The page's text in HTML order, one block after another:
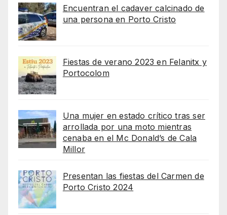
Encuentran el cadaver calcinado de
una persona en Porto Cristo
Fiestas de verano 2023 en Felanitx y
Portocolom
Una mujer en estado crítico tras ser
arrollada por una moto mientras
cenaba en el Mc Donald’s de Cala
Millor
Presentan las fiestas del Carmen de
Porto Cristo 2024